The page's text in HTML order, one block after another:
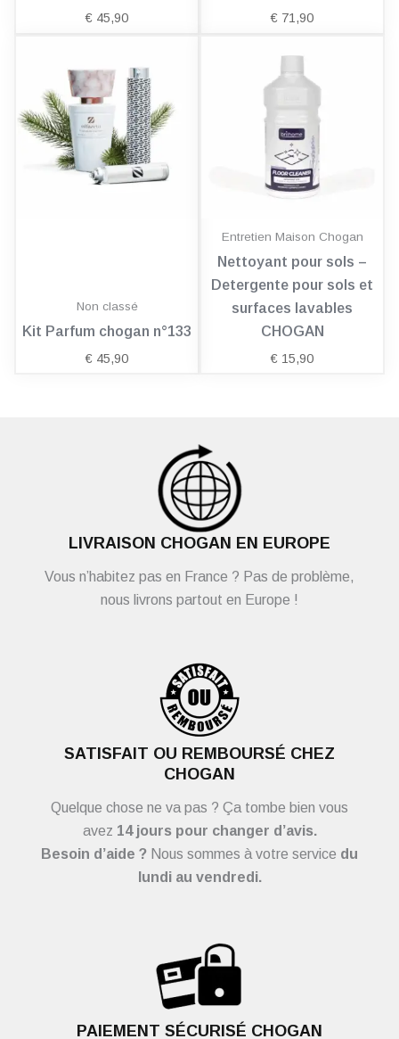
€ 45,90 € 71,90
Non classé
Kit Parfum chogan n°133
€ 45,90
Entretien Maison Chogan
Nettoyant pour sols –
Detergente pour sols et
surfaces lavables
CHOGAN
€ 15,90
LIVRAISON CHOGAN EN EUROPE
Vous n’habitez pas en France ? Pas de problème,
nous livrons partout en Europe !
SATISFAIT OU REMBOURSÉ CHEZ
CHOGAN
Quelque chose ne va pas ? Ça tombe bien vous
avez 14 jours pour changer d’avis.
Besoin d’aide ? Nous sommes à votre service du
lundi au vendredi.
PAIEMENT SÉCURISÉ CHOGAN